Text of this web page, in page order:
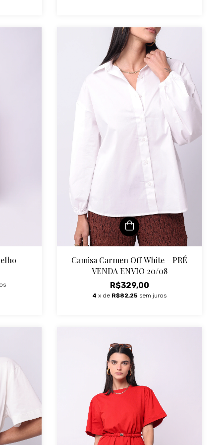
Camisa Carmen Off White - PRÉ
VENDA ENVIO 20/08
R$329,00
4 x de R$82,25 sem juros